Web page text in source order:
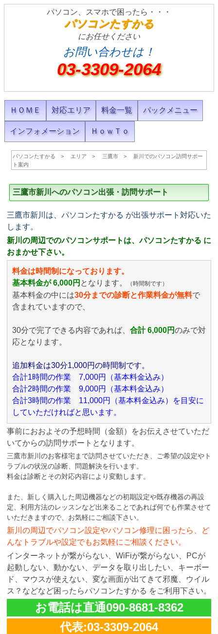
パソコン、スマホで困ったら・・・
パソコンたすかる
にお任せください
お問い合わせは！
03-3309-2064
ＨＯＭＥ 対応エリア 料金一覧 パックメニュー
インフォメーション ＨｏｗＴｏ
パソコンたすかる エリア 三鷹市
新川でのパソコン訪問サポー
ト案内
三鷹市新川へのパソコン出張・訪問サポート
三鷹市新川は、パソコンたすかる が出張サポート対応いた
します。
新川の周辺でのパソコンサポートは、パソコンたすかる に
おまかせ下さい。
料金は時間制になっております。
基本料金が 6,000円 となります。 （時間制です）
基本料金の中には30分までの診断と作業料金が無料で
含まれていますので、
30分で完了できる内容であれば、 合計 6,000円のみで対
応となります。
追加料金は30分1,000円の時間制です。
合計1時間の作業 7,000円（基本料金込み）
合計2時間の作業 9,000円（基本料金込み）
合計3時間の作業 11,000円（基本料金込み）を目安に
していただければと思います。
事前におおよその予想時間（金額）をお伝えさせていただ
いてからの訪問サポートとなります。
三鷹市新川のお客様宅まで訪問させていただき、ご希望の設定やト
ラブルの状況の診断、問題解決を行います。
料金は診断とその対応内容により変動します。
また、新しく購入した周辺機器などの初期設定や既存機器の再設
定、利用方法のレッスンなど出来ることであれば何でも作業させて
いただきますので、お気軽にご相談下さい。
新川の周辺でパソコン設定やパソコン修理に困ったら、ど
んなトラブルや設定でもお気軽にご相談ください。
インターネットが繋がらない、WiFiが繋がらない、PCが
起動しない、動かない、データを取り出したい、キーボー
ド、マウスが使えない、変な画面が出てきて邪魔、ウイル
ス？などなど困ったらパソコンたすかる をご利用下さい。
お電話は直通090-8681-8362
代表:03-3309-2064